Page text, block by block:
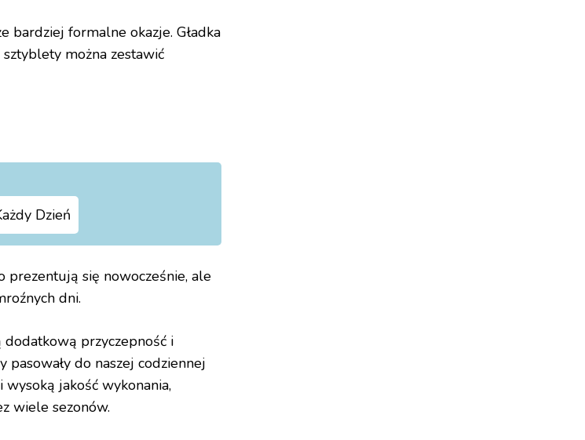
bardziej formalne okazje. Gładka
można zestawić
Dzień
się nowocześnie, ale
dni.
przyczepność i
pasowały do naszej codziennej
jakość wykonania,
wiele sezonów.